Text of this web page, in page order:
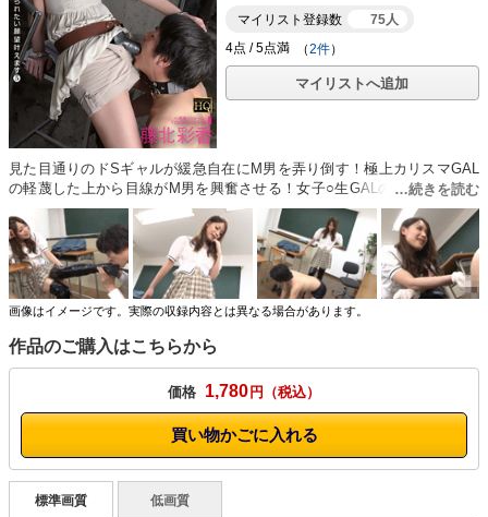
マイリスト登録数
75人
（2件）
マイリストへ追加
見た目通りのドSギャルが緩急自在にM男を弄り倒す！極上カリスマGAL
の軽蔑した上から目線がM男を興奮させる！女子○生GALのアナル責め＆
手コキ！ナンバー1キャバ嬢の顔騎圧迫責め＆顔面放尿で飲尿！カリスマ
GAL店員の超マッハなペニバンイラマチオ！（クイーンダム）
画像はイメージです。実際の収録内容とは異なる場合があります。
作品のご購入はこちらから
価格 1,780 円
買い物かごに入れる
標準画質 低画質